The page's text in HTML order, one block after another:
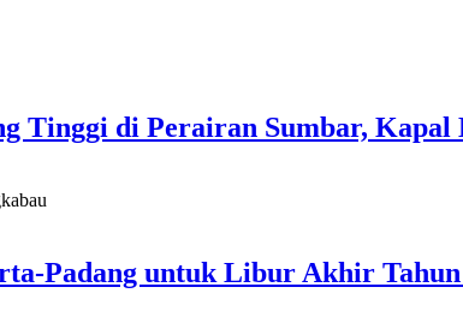
Tinggi di Perairan Sumbar,
Padang untuk Libur Akhir